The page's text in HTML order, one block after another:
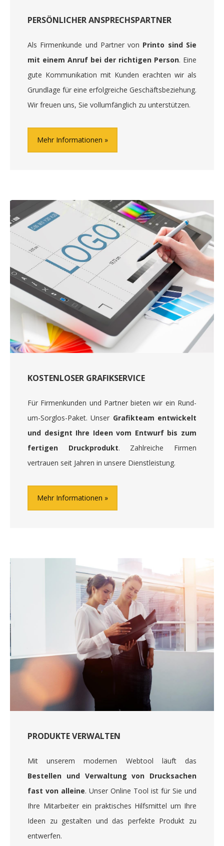
PERSÖNLICHER ANSPRECHSPARTNER
Als Firmenkunde und Partner von Printo sind Sie
mit einem Anruf bei der richtigen Person. Eine
gute Kommunikation mit Kunden erachten wir als
Grundlage für eine erfolgreiche Geschäftsbeziehung.
Wir freuen uns, Sie vollumfänglich zu unterstützen.
Mehr Informationen
KOSTENLOSER GRAFIKSERVICE
Für Firmenkunden und Partner bieten wir ein Rund-
um-Sorglos-Paket. Unser Grafikteam entwickelt
und designt Ihre Ideen vom Entwurf bis zum
fertigen Druckprodukt. Zahlreiche Firmen
vertrauen seit Jahren in unsere Dienstleistung.
Mehr Informationen
PRODUKTE VERWALTEN
Mit unserem modernen Webtool läuft das
Bestellen und Verwaltung von Drucksachen
fast von alleine. Unser Online Tool ist für Sie und
Ihre Mitarbeiter ein praktisches Hilfsmittel um Ihre
Ideen zu gestalten und das perfekte Produkt zu
entwerfen.